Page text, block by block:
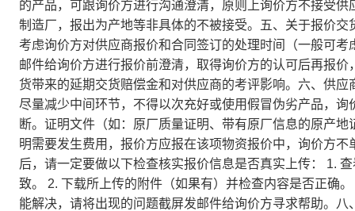
的产品，可跟询价方进行沟通澄清，原则上询价方不接受
制造厂，报出为产地等非具体的不被接受。五、关于报价
考虑询价方对供应商报价和合同签订的处理时间（一般可
邮件给询价方进行报价前澄清，取得询价方的认可后再报
货带来的延期交货赔偿金和对供应商的考评影响。六、供
尽量减少中间环节，不得以次充好或使用假冒伪劣产品，
断。证明文件（如：原厂质量证明、带有原厂信息的原产
明需要发生费用，报价方应报在该项物资报价中，询价方
后，请一定要做以下检查核实报价信息是否真实上传： 1.
致。 2. 下载所上传的附件（如果有）并检查内容是否正确
能解决，请将出现的问题截屏发邮件给询价方寻求帮助。